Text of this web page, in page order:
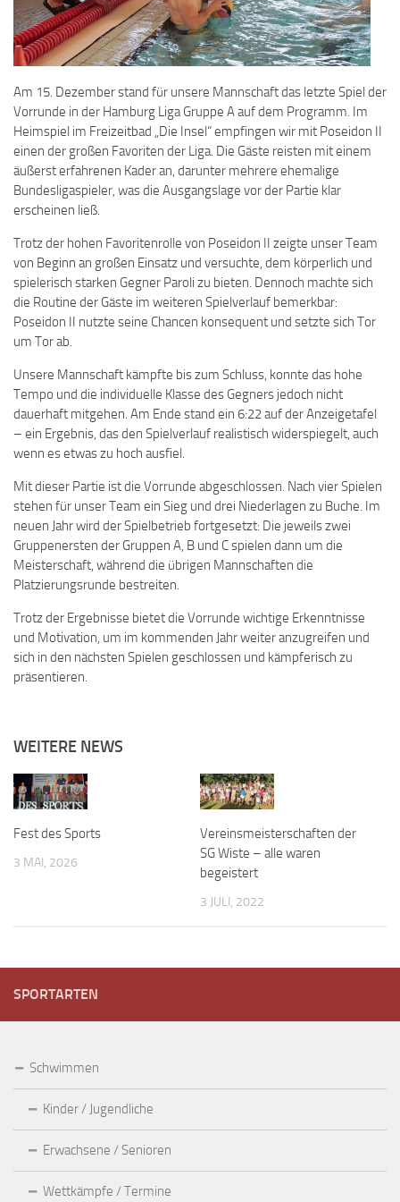
Am 15. Dezember stand für unsere Mannschaft das letzte Spiel der
Vorrunde in der Hamburg Liga Gruppe A auf dem Programm. Im
Heimspiel im Freizeitbad „Die Insel“ empfingen wir mit Poseidon II
einen der großen Favoriten der Liga. Die Gäste reisten mit einem
äußerst erfahrenen Kader an, darunter mehrere ehemalige
Bundesligaspieler, was die Ausgangslage vor der Partie klar
erscheinen ließ.
Trotz der hohen Favoritenrolle von Poseidon II zeigte unser Team
von Beginn an großen Einsatz und versuchte, dem körperlich und
spielerisch starken Gegner Paroli zu bieten. Dennoch machte sich
die Routine der Gäste im weiteren Spielverlauf bemerkbar:
Poseidon II nutzte seine Chancen konsequent und setzte sich Tor
um Tor ab.
Unsere Mannschaft kämpfte bis zum Schluss, konnte das hohe
Tempo und die individuelle Klasse des Gegners jedoch nicht
dauerhaft mitgehen. Am Ende stand ein 6:22 auf der Anzeigetafel
– ein Ergebnis, das den Spielverlauf realistisch widerspiegelt, auch
wenn es etwas zu hoch ausfiel.
Mit dieser Partie ist die Vorrunde abgeschlossen. Nach vier Spielen
stehen für unser Team ein Sieg und drei Niederlagen zu Buche. Im
neuen Jahr wird der Spielbetrieb fortgesetzt: Die jeweils zwei
Gruppenersten der Gruppen A, B und C spielen dann um die
Meisterschaft, während die übrigen Mannschaften die
Platzierungsrunde bestreiten.
Trotz der Ergebnisse bietet die Vorrunde wichtige Erkenntnisse
und Motivation, um im kommenden Jahr weiter anzugreifen und
sich in den nächsten Spielen geschlossen und kämpferisch zu
präsentieren.
WEITERE NEWS
Fest des Sports
3 MAI, 2026
Vereinsmeisterschaften der
SG Wiste – alle waren
begeistert
3 JULI, 2022
SPORTARTEN
Schwimmen
Kinder / Jugendliche
Erwachsene / Senioren
Wettkämpfe / Termine